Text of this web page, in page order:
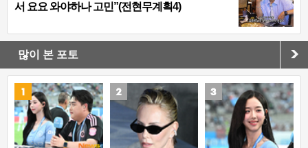
서 요요 와야하나 고민”(전현무계획4)
많이 본 포토